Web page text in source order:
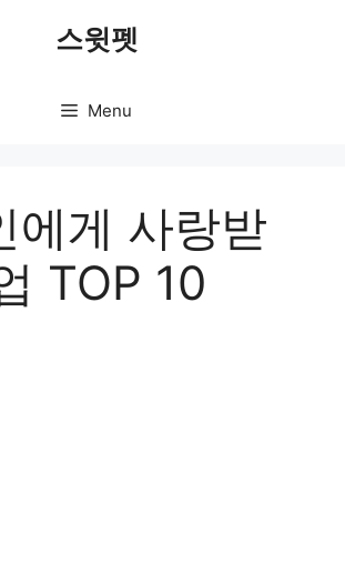
스윗펫
Menu
에게 사랑받
TOP 10